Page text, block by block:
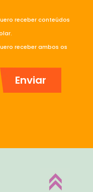
receber conteúdos
receber ambos os